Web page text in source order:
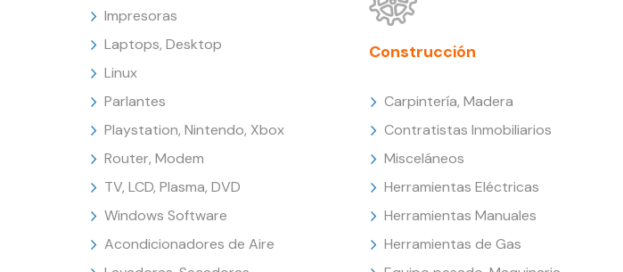
Impresoras
Laptops, Desktop
Linux
Parlantes
Playstation, Nintendo, Xbox
Router, Modem
TV, LCD, Plasma, DVD
Windows Software
Acondicionadores de Aire
Construcción
Carpintería, Madera
Contratistas Inmobiliarios
Misceláneos
Herramientas Eléctricas
Herramientas Manuales
Herramientas de Gas